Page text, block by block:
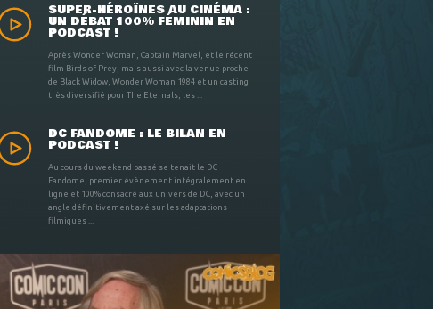
SUPER-HÉROÏNES AU CINÉMA :
UN DÉBAT 100% FÉMININ EN
PODCAST !
Après Wonder Woman, Captain Marvel, et le récent
film Birds of Prey, mais aussi avec la venue proche
de Black Widow, Wonder Woman 1984 et un casting
très diversifié pour The Eternals, les ...
DC FANDOME : LE BILAN EN
PODCAST !
Au cours du weekend passé se tenait le DC
Fandome, premier évènement intégralement en
ligne et 100% consacré aux univers de DC, avec un
angle définitivement axé sur les adaptations
filmiques ...